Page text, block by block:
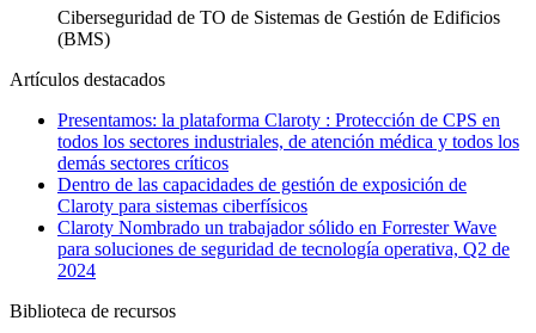
Ciberseguridad de TO de Sistemas de Gestión de Edificios
(BMS)
Artículos destacados
Presentamos: la plataforma Claroty : Protección de CPS en
todos los sectores industriales, de atención médica y todos los
demás sectores críticos
Dentro de las capacidades de gestión de exposición de
Claroty para sistemas ciberfísicos
Claroty Nombrado un trabajador sólido en Forrester Wave
para soluciones de seguridad de tecnología operativa, Q2 de
2024
Biblioteca de recursos